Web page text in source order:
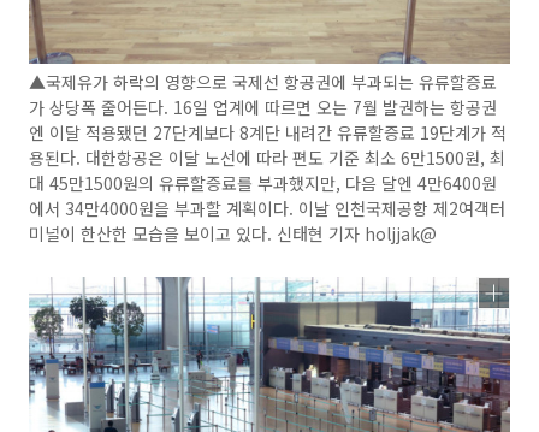
▲국제유가 하락의 영향으로 국제선 항공권에 부과되는 유류할증료
가 상당폭 줄어든다. 16일 업계에 따르면 오는 7월 발권하는 항공권
엔 이달 적용됐던 27단계보다 8계단 내려간 유류할증료 19단계가 적
용된다. 대한항공은 이달 노선에 따라 편도 기준 최소 6만1500원, 최
대 45만1500원의 유류할증료를 부과했지만, 다음 달엔 4만6400원
에서 34만4000원을 부과할 계획이다. 이날 인천국제공항 제2여객터
미널이 한산한 모습을 보이고 있다. 신태현 기자 holjjak@